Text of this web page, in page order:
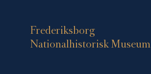
Frederiksborg
Nationalhistorisk Museum